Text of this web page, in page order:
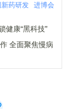
新药研发 进博会
健康“黑科技”
全面聚焦慢病